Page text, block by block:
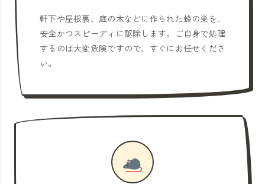
軒下や屋根裏、庭の木などに作られた蜂の巣を、
安全かつスピーディに駆除します。ご自身で処理
するのは大変危険ですので、すぐにお任せくださ
い。